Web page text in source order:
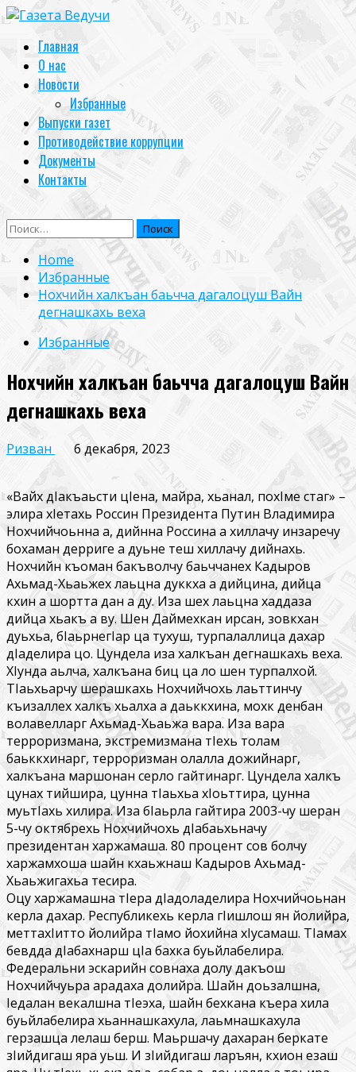
Skip
content
Primary
Menu
Главная
О нас
Новости
Избранные
Выпуски газет
Противодействие коррупции
Документы
Контакты
Найти:
Home
Избранные
Нохчийн халкъан баьчча дагалоцуш Вайн
дегнашкахь веха
Избранные
Нохчийн халкъан баьчча дагалоцуш Вайн
дегнашкахь веха
Ризван 6 декабря, 2023
«Вайх дIакъаьсти цIена, майра, хьанал, похIме стаг» –
элира хIетахь Россин Президента Путин Владимира
Нохчийчоьнна а, дийнна Россина а хиллачу инзаречу
бохаман дерриге а дуьне теш хиллачу дийнахь.
Нохчийн къоман бакъволчу баьччанех Кадыров
Ахьмад-Хьаьжех лаьцна дуккха а дийцина, дийца
кхин а шортта дан а ду. Иза шех лаьцна хаддаза
дийца хьакъ а ву. Шен Даймехкан ирсан, зовкхан
дуьхьа, бIаьрнегIар ца тухуш, турпалаллица дахар
дIаделира цо. Цундела иза халкъан дегнашкахь веха.
ХIунда аьлча, халкъана биц ца ло шен турпалхой.
ТIаьхьарчу шерашкахь Нохчийчохь лаьттинчу
къизаллех халкъ хьалха а даьккхина, мохк денбан
волавелларг Ахьмад-Хьаьжа вара. Иза вара
терроризмана, экстремизмана тIехь толам
баьккхинарг, терроризман олалла дожийнарг,
халкъана маршонан серло гайтинарг. Цундела халкъ
цунах тийшира, цунна тIаьхьа хIоьттира, цунна
муьтIахь хилира. Иза бIаьрла гайтира 2003-чу шеран
5-чу октябрехь Нохчийчохь дIабаьхьначу
президентан харжамаша. 80 процент сов болчу
харжамхоша шайн кхаьжнаш Кадыров Ахьмад-
Хьаьжигахьа тесира.
Оцу харжамашна тIера дIадоладелира Нохчийчоьнан
керла дахар. Республикехь керла гIишлош ян йолийра,
меттахIитто йолийра тIамо йохийна хIусамаш. ТIамах
бевдда дIабахнарш цIа бахка буьйлабелира.
Федеральни эскарийн совнаха долу дакъош
Нохчийчуьра арадаха долийра. Шайн доьзалшна,
Iедалан векалшна тIеэха, шайн бехкана къера хила
буьйлабелира хьаннашкахула, лаьмнашкахула
герзашца лелаш берш. Маьршачу дахаран беркате
зIийдигаш яра уьш. И зIийдигаш ларъян, кхион езаш